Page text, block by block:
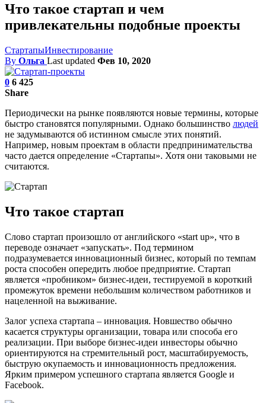
Что такое стартап и чем
привлекательны подобные проекты
СтартапыИнвестирование
By Ольга Last updated Фев 10, 2020
0 6 425
Share
Периодически на рынке появляются новые термины, которые
быстро становятся популярными. Однако большинство людей
не задумываются об истинном смысле этих понятий.
Например, новым проектам в области предпринимательства
часто дается определение «Стартапы». Хотя они таковыми не
считаются.
Что такое стартап
Слово стартап произошло от английского «start up», что в
переводе означает «запускать». Под термином
подразумевается инновационный бизнес, который по темпам
роста способен опередить любое предприятие. Стартап
является «пробником» бизнес-идеи, тестируемой в короткий
промежуток времени небольшим количеством работников и
нацеленной на выживание.
Залог успеха стартапа – инновация. Новшество обычно
касается структуры организации, товара или способа его
реализации. При выборе бизнес-идеи инвесторы обычно
ориентируются на стремительный рост, масштабируемость,
быструю окупаемость и инновационность предложения.
Ярким примером успешного стартапа является Google и
Facebook.